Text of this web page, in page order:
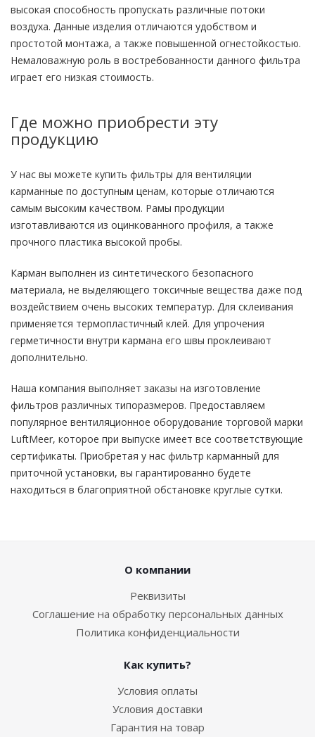
высокая способность пропускать различные потоки
воздуха. Данные изделия отличаются удобством и
простотой монтажа, а также повышенной огнестойкостью.
Немаловажную роль в востребованности данного фильтра
играет его низкая стоимость.
Где можно приобрести эту
продукцию
У нас вы можете купить фильтры для вентиляции
карманные по доступным ценам, которые отличаются
самым высоким качеством. Рамы продукции
изготавливаются из оцинкованного профиля, а также
прочного пластика высокой пробы.
Карман выполнен из синтетического безопасного
материала, не выделяющего токсичные вещества даже под
воздействием очень высоких температур. Для склеивания
применяется термопластичный клей. Для упрочения
герметичности внутри кармана его швы проклеивают
дополнительно.
Наша компания выполняет заказы на изготовление
фильтров различных типоразмеров. Предоставляем
популярное вентиляционное оборудование торговой марки
LuftMeer, которое при выпуске имеет все соответствующие
сертификаты. Приобретая у нас фильтр карманный для
приточной установки, вы гарантированно будете
находиться в благоприятной обстановке круглые сутки.
О компании
Реквизиты
Соглашение на обработку персональных данных
Политика конфиденциальности
Как купить?
Условия оплаты
Условия доставки
Гарантия на товар